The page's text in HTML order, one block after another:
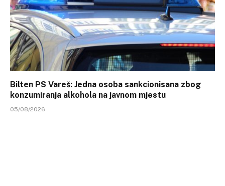
Bilten PS Vareš: Jedna osoba sankcionisana zbog
konzumiranja alkohola na javnom mjestu
05/08/2026